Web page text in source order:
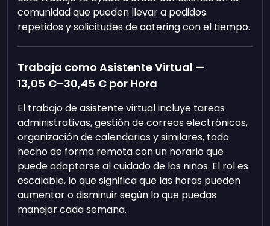
comunidad que pueden llevar a pedidos
repetidos y solicitudes de catering con el tiempo.
Trabaja como Asistente Virtual —
13,05 €–30,45 € por Hora
El trabajo de asistente virtual incluye tareas
administrativas, gestión de correos electrónicos,
organización de calendarios y similares, todo
hecho de forma remota con un horario que
puede adaptarse al cuidado de los niños. El rol es
escalable, lo que significa que las horas pueden
aumentar o disminuir según lo que puedas
manejar cada semana.